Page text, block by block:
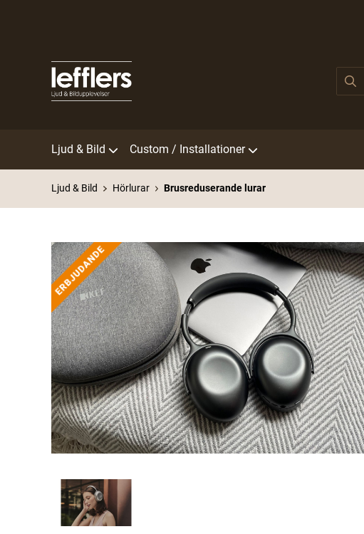
Ljud & Bild Custom / Installationer
Ljud & Bild Hörlurar Brusreduserande lurar